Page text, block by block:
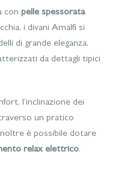
con pelle spessorata
i divani Amalfi si
di grande eleganza,
da dettagli tipici
l’inclinazione dei
un pratico
è possibile dotare
relax elettrico.